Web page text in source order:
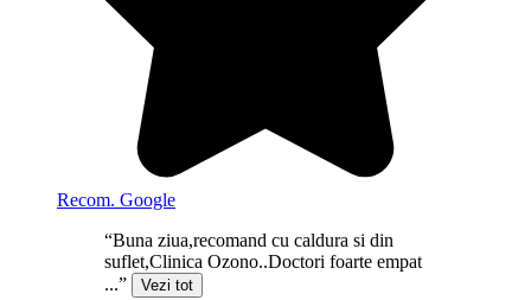
Recom. Google
“Buna ziua,recomand cu caldura si din
suflet,Clinica Ozono..Doctori foarte empat
...”
Vezi tot